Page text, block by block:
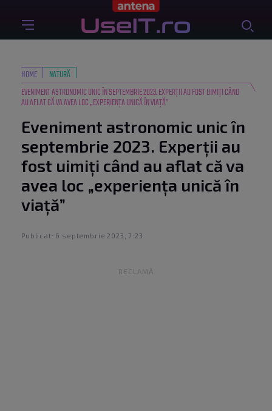
HOME
NATURĂ
EVENIMENT ASTRONOMIC UNIC ÎN SEPTEMBRIE 2023. EXPERȚII AU FOST UIMIȚI CÂND
AU AFLAT CĂ VA AVEA LOC „EXPERIENȚA UNICĂ ÎN VIAȚĂ”
Eveniment astronomic unic în
septembrie 2023. Experții au
fost uimiți când au aflat că va
avea loc „experiența unică în
viață”
Publicat: 6 septembrie 2023, 7:23
RECLAMĂ